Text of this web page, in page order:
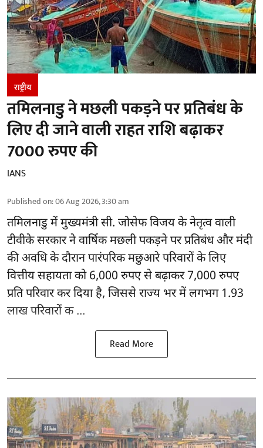
राष्ट्रीय
तमिलनाडु ने मछली पकड़ने पर प्रतिबंध के
लिए दी जाने वाली राहत राशि बढ़ाकर
7000 रुपए की
IANS
Published on:06 Aug 2026, 3:30 am
तमिलनाडुमें मुख्यमंत्री सी. जोसेफ विजय के नेतृत्व वाली
टीवीके सरकार ने वार्षिक मछली पकड़ने पर प्रतिबंध और मंदी
की अवधि के दौरान पारंपरिक मछुआरे परिवारों के लिए
वित्तीय सहायता को 6,000 रुपए से बढ़ाकर 7,000 रुपए
प्रति परिवार कर दिया है, जिससे राज्य भर में लगभग 1.93
लाख परिवारों क ...
Read More